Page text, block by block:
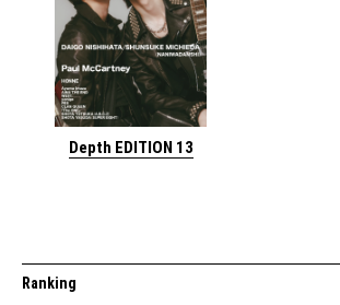
Depth EDITION 13
Ranking